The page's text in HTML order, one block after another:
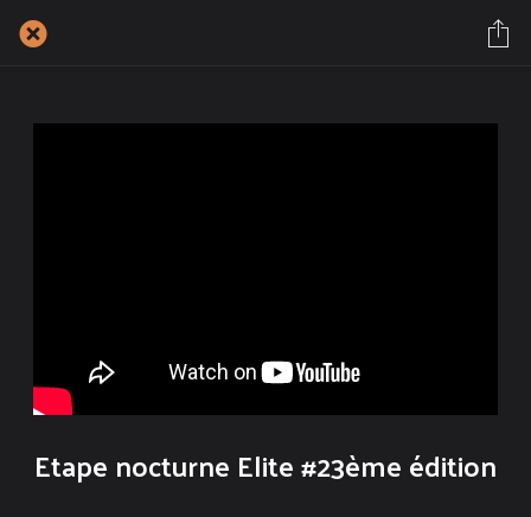
Etape nocturne Elite #23ème édition